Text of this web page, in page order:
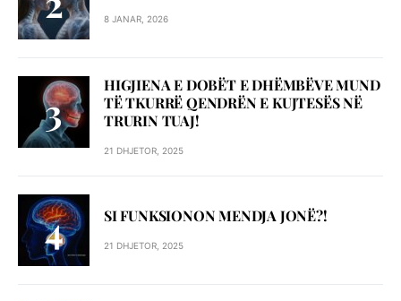
8 JANAR, 2026
HIGJIENA E DOBËT E DHËMBËVE MUND
TË TKURRË QENDRËN E KUJTESËS NË
TRURIN TUAJ!
21 DHJETOR, 2025
SI FUNKSIONON MENDJA JONË?!
21 DHJETOR, 2025